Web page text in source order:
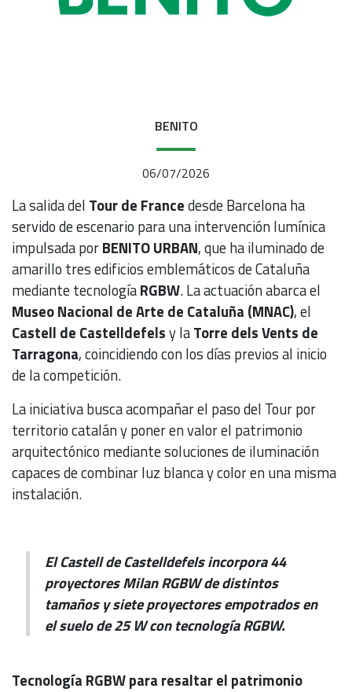
BENITO
06/07/2026
La salida del Tour de Francedesde Barcelona ha
servido de escenario para una intervención lumínica
impulsada porBENITO URBAN, que ha iluminado de
amarillo tres edificios emblemáticos de Cataluña
mediante tecnologíaRGBW. La actuación abarca el
Museo Nacional de Arte de Cataluña (MNAC), el
Castell de Castelldefelsy laTorre dels Vents de
Tarragona, coincidiendo con los días previos al inicio
de la competición.
La iniciativa busca acompañar el paso del Tour por
territorio catalán y poner en valor el patrimonio
arquitectónico mediante soluciones de iluminación
capaces de combinar luz blanca y color en una misma
instalación.
El Castell de Castelldefels incorpora 44
proyectores Milan RGBW de distintos
tamaños y siete proyectores empotrados en
el suelo de 25 W con tecnología RGBW.
Tecnología RGBW para resaltar el patrimonio